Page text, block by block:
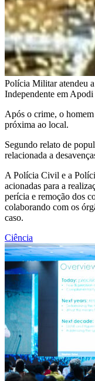
Polícia Militar atendeu
Independente em
Após o crime, o
próxima ao local.
Segundo relato de
relacionada a
A Polícia Civil e a
acionadas para a
perícia e remoção dos
colaborando com os
caso.
Ciência